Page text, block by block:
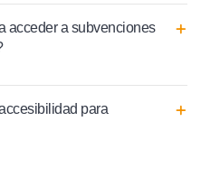
acceder a subvenciones
para